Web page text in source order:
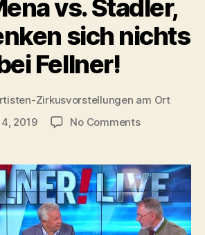
vs. Stadler,
sich nichts
Fellner!
Zirkusvorstellungen am Ort
2019 No Commentson
vs.
Stadler,
sie
schenken
sich